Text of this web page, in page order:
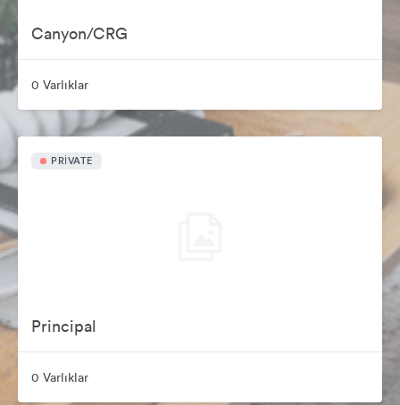
Canyon/CRG
0 Varlıklar
PRIVATE
Principal
0 Varlıklar